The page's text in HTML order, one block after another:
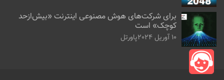
برای شرکت‌های هوش مصنوعی اینترنت «بیش‌از‌حد
کوچک» است
10 آوریل 2024 پاورتل